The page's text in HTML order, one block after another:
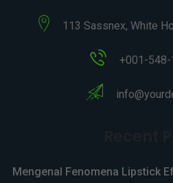
113 Sassnex, White
+001-548-
Mengenal Fenomena Lipstick